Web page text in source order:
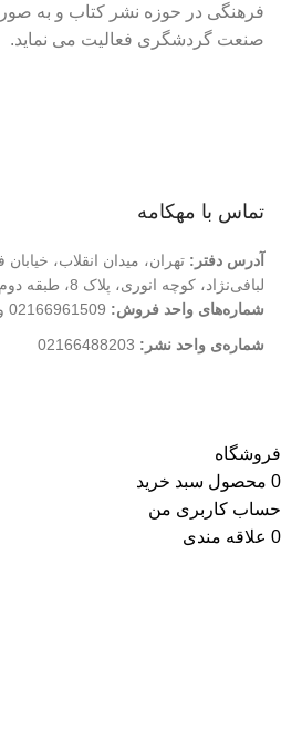
فرهنگی در حوزه نشر کتاب و به
صنعت گردشگری فعالیت می نماید.
تماس با مهکامه
آدرس دفتر: تهران، میدان انقلاب،
لبافی‌نژاد، کوچه انوری، پلاک 8، طبقه دوم
شماره‌های واحد فروش: 02166961509 و 02166497050
شماره‌‌ی واحد نشر:
فروشگاه
0 محصول سبد خرید
حساب کاربری من
0 علاقه مندی